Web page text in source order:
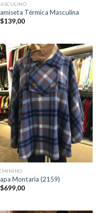
Térmica Masculina
139,00
Montaria (2159)
699,00